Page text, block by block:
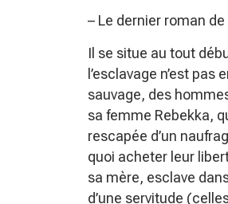
– Le dernier roman
Il se situe au tout
l’esclavage n’est
sauvage, des
sa femme Rebekka,
rescapée d’un
quoi acheter leur
sa mère, esclave
d’une servitude